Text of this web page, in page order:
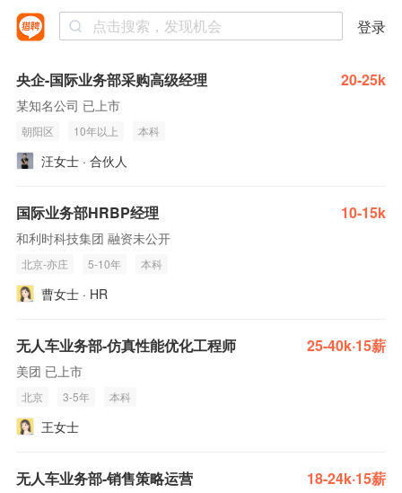
登录
央企-国际业务部采购高级经理 20-25k
某知名公司 已上市
朝阳区 10年以上 本科
汪女士 · 合伙人
国际业务部HRBP经理 10-15k
和利时科技集团 融资未公开
北京-亦庄 5-10年 本科
曹女士 · HR
无人车业务部-仿真性能优化工程师 25-40k·15薪
美团 已上市
北京 3-5年 本科
王女士
无人车业务部-销售策略运营 18-24k·15薪